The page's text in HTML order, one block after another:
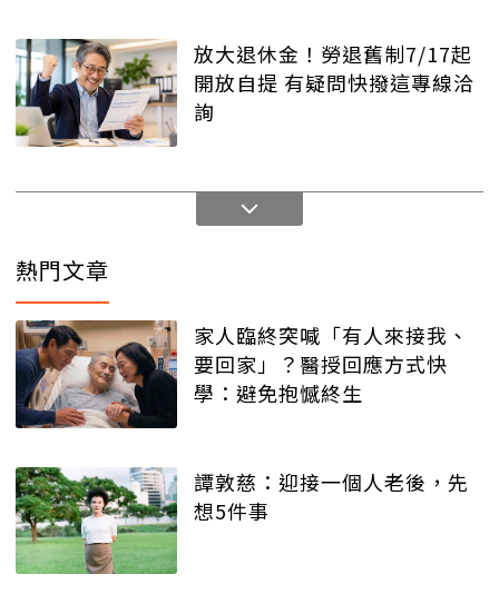
放大退休金！勞退舊制7/17起
開放自提 有疑問快撥這專線洽
詢
熱門文章
家人臨終突喊「有人來接我、
要回家」？醫授回應方式快
學：避免抱憾終生
譚敦慈：迎接一個人老後，先
想5件事